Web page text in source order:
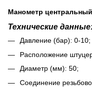
Манометр
Технические
Давление (бар): 0-10;
Расположение
Диаметр (мм): 50;
Соединение